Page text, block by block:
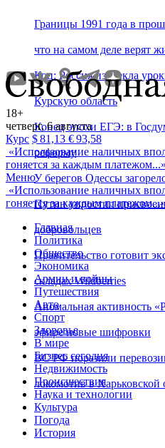
Границы 1991 года в
что на самом деле верят
Коц: Россия извлекла
Курскую область
Конец эпохи ЕГЭ: в
реформу
У берегов Одессы
Путин упростил
добровольцев
Правительство готовит
складах Wildberries
Аномальная активность
эфире новые шифровки
ВС РФ поразили
локомотив в Харьковской
18+
четверг, 6 августа
Курс $81,13 €93,58
«Использование наличных
гоняется за каждым платежом...»
Меню
«Использование наличных
гоняется за каждым платежом...
Главная
Политика
Общество
Экономика
Армии и войны
Путешествия
Авто
Спорт
Здоровье
В мире
Бизнес сегодня
Недвижимость
Происшествия
Наука и технологии
Культура
Погода
История